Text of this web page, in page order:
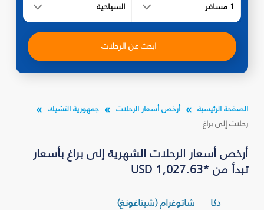
1 مسافر السياحية
ابحث عن الرحلات
الصفحة الرئيسية أرخص أسعار الرحلات
جمهورية التشيك
رحلات إلى براغ
أرخص أسعار الرحلات الشهرية إلى براغ بأسعار
تبدأ من *USD 1,027.63
دكا شاتوغرام (شيتاغونغ)